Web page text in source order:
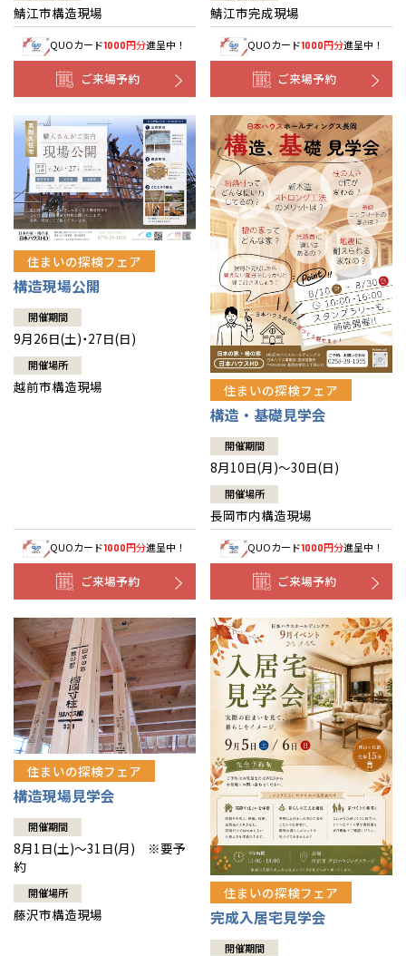
鯖江市構造現場
QUOカード1000円分進呈中！
ご来場予約
鯖江市完成現場
QUOカード1000円分進呈中！
ご来場予約
住まいの探検フェア
構造現場公開
開催期間
9月26日(土)・27日(日)
開催場所
越前市構造現場
QUOカード1000円分進呈中！
ご来場予約
住まいの探検フェア
構造・基礎見学会
開催期間
8月10日(月)～30日(日)
開催場所
長岡市内構造現場
QUOカード1000円分進呈中！
ご来場予約
住まいの探検フェア
構造現場見学会
開催期間
8月1日(土)～31日(月) ※要予
約
開催場所
藤沢市構造現場
住まいの探検フェア
完成入居宅見学会
開催期間